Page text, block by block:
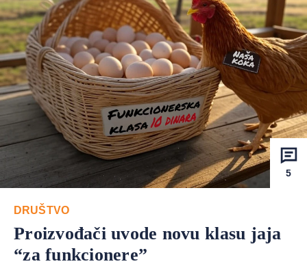
5
DRUŠTVO
Proizvođači uvode novu klasu jaja
“za funkcionere”